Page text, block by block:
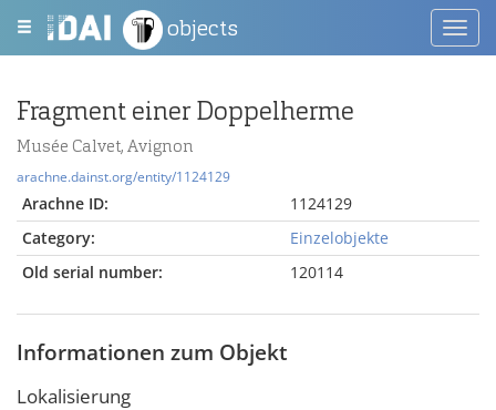
objects
Fragment einer Doppelherme
Musée Calvet, Avignon
arachne.dainst.org/entity/1124129
Arachne ID:
1124129
Category:
Einzelobjekte
Old serial number:
120114
Informationen zum Objekt
Lokalisierung